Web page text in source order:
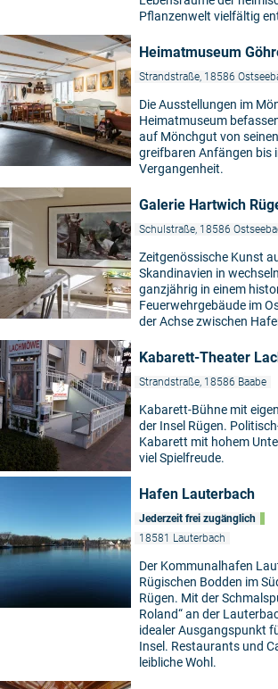
Pflanzenwelt vielfältig
Heimatmuseum
Strandstraße, 18586
Die Ausstellungen im
Heimatmuseum
auf Mönchgut von
greifbaren Anfängen bis
Vergangenheit.
Galerie Hartwich
Schulstraße, 18586
Zeitgenössische Kunst
Skandinavien in
ganzjährig in einem
Feuerwehrgebäude im
der Achse zwischen
Kabarett-Theater
Strandstraße, 18586 Baabe
Kabarett-Bühne mit
der Insel Rügen.
Kabarett mit hohem
viel Spielfreude.
Hafen Lauterbach
Jederzeit frei zugänglich
18581 Lauterbach
Der Kommunalhafen
Rügischen Bodden im
Rügen. Mit der
Roland“ an der
idealer Ausgangspunkt
Insel. Restaurants und
leibliche Wohl.